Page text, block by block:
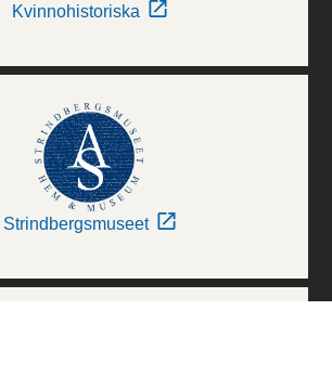
Kvinnohistoriska
Strindbergsmuseet